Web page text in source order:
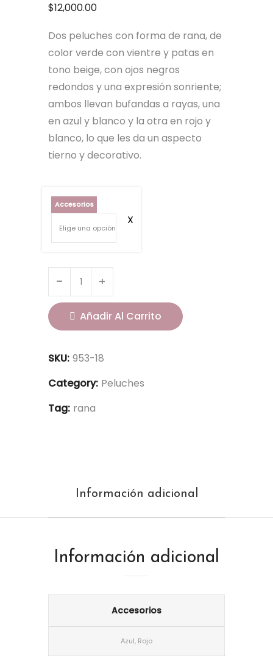
$12,000.00
Dos peluches con forma de rana, de
color verde con vientre y patas en
tono beige, con ojos negros
redondos y una expresión sonriente;
ambos llevan bufandas a rayas, una
en azul y blanco y la otra en rojo y
blanco, lo que les da un aspecto
tierno y decorativo.
Accesorios
Añadir Al Carrito
SKU: 953-18
Category: Peluches
Tag: rana
Información adicional
Información adicional
Accesorios
Azul, Rojo